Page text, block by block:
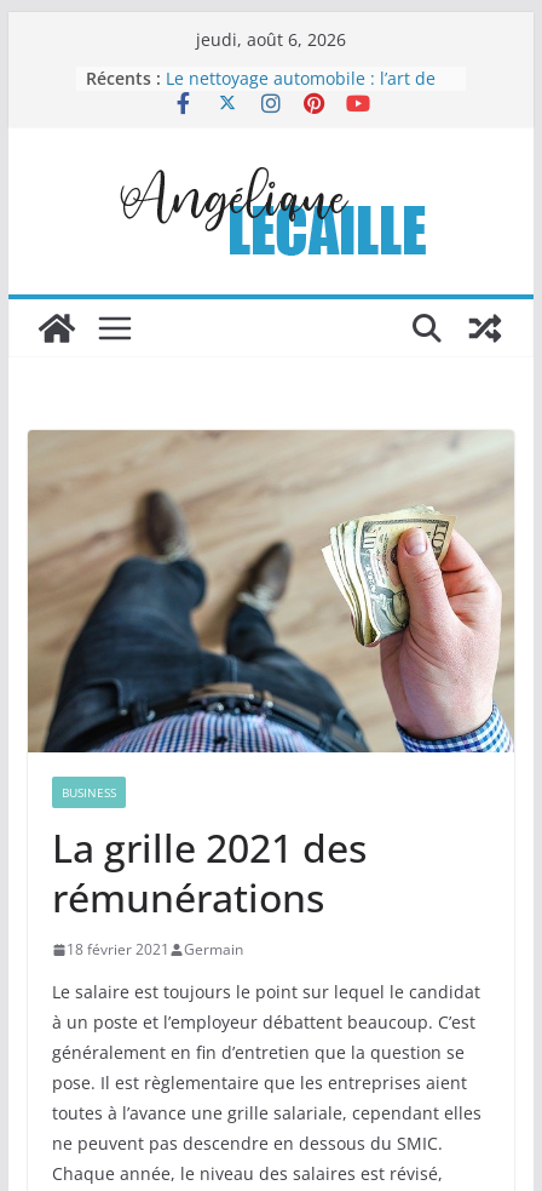
jeudi, août 6, 2026
Récents : Le nettoyage automobile : l’art de
redonner éclat et valeur à votre
choix malin pour organiser sans
compliquer
Comment la chapelure
personnalisée transforme les
Columbarium moderne et design :
quand l’art rencontre le souvenir
BUSINESS
La grille 2021 des
rémunérations
18 février 2021 Germain
Le salaire est toujours le point sur lequel le candidat
à un poste et l’employeur débattent beaucoup. C’est
généralement en fin d’entretien que la question se
pose. Il est règlementaire que les entreprises aient
toutes à l’avance une grille salariale, cependant elles
ne peuvent pas descendre en dessous du SMIC.
Chaque année, le niveau des salaires est révisé,